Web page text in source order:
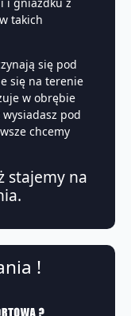
takich
się pod
się na terenie
w obrębie
pod
chcemy
stajemy na
!